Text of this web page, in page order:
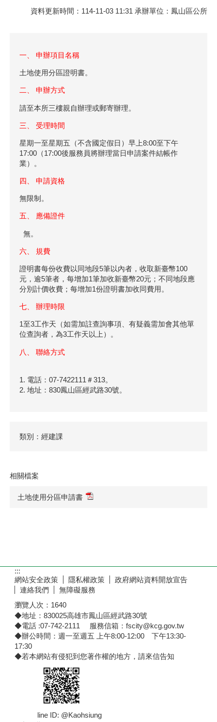
資料更新時間：114-11-03 11:31 承辦單位：鳳山區公所
一、 申辦項目名稱
土地使用分區證明書。
二、 申辦方式
請至本所三樓親自辦理或郵寄辦理。
三、 受理時間
星期一至星期五（不含國定假日）早上8:00至下午
17:00（17:00後服務員將辦理當日申請案件結帳作
業）。
四、 申請資格
無限制。
五、 應備證件
無。
六、 規費
證明書每份收費以同地段5筆以內者，收取新臺幣100
元，逾5筆者，每增加1筆加收新臺幣20元；不同地段應
分別計價收費；每增加1份證明書加收同費用。
七、 辦理時限
1至3工作天（如需加註查詢事項、有疑義需加會其他單
位查詢者，為3工作天以上）。
八、 聯絡方式
1. 電話：07-7422111＃313。
2. 地址：830鳳山區經武路30號。
類別：經建課
相關檔案
土地使用分區申請書
:::
網站安全政策
隱私權政策
政府網站資料開放宣告
連絡我們
無障礙服務
瀏覽人次： 1640
◆地址：830025高雄市鳳山區經武路30號
◆電話 :07-742-2111 服務信箱：fscity@kcg.gov.tw
◆辦公時間：週一至週五 上午8:00-12:00 下午13:30-
17:30
◆若本網站有侵犯到您著作權的地方，請來信告知
line ID: @Kaohsiung